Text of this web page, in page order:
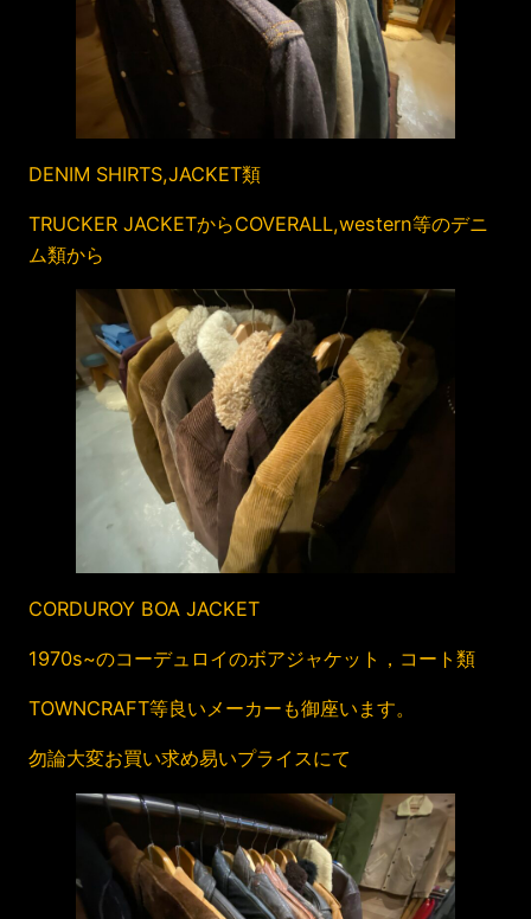
DENIM SHIRTS,JACKET類
TRUCKER JACKETからCOVERALL,western等のデニ
ム類から
CORDUROY BOA JACKET
1970s~のコーデュロイのボアジャケット，コート類
TOWNCRAFT等良いメーカーも御座います。
勿論大変お買い求め易いプライスにて